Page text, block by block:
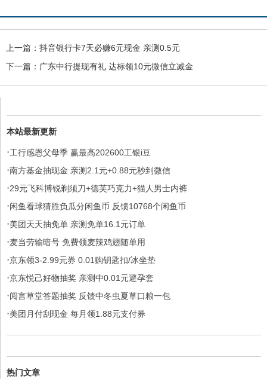
上一篇： 抖音银行卡7天必赚6元现金 亲测0.5元
下一篇： 广东中行提现有礼 达标领10元微信立减金
本站最新更新
·工行感恩父母季 赢最高202600工银i豆
·南方基金抽现金 亲测2.1元+0.88元秒到微信
·29元飞科博锐剃须刀+德芙巧克力+猫人男士内裤
·闲鱼看球猜胜负瓜分闲鱼币 反馈10768个闲鱼币
·美团天天抽免单 亲测免单16.1元订单
·麦当劳输暗号 免费领麦辣鸡翅随单用
·京东领3-2.99元券 0.01购钥匙扣/冰坐垫
·京东悦己好物抽奖 亲测中0.01元避孕套
·阅言草堂答题抽奖 反馈中冬虫夏草口粮一包
·美团月付刮现金 每月领1.88元支付券
热门文章